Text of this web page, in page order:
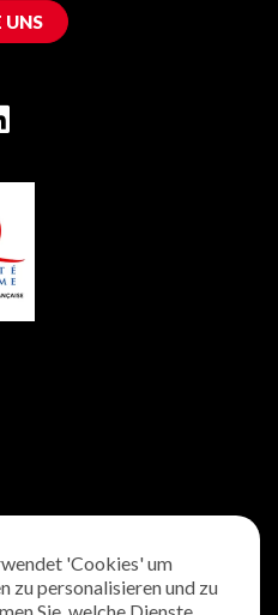
UNS
'Cookies' um
zu personalisieren und zu